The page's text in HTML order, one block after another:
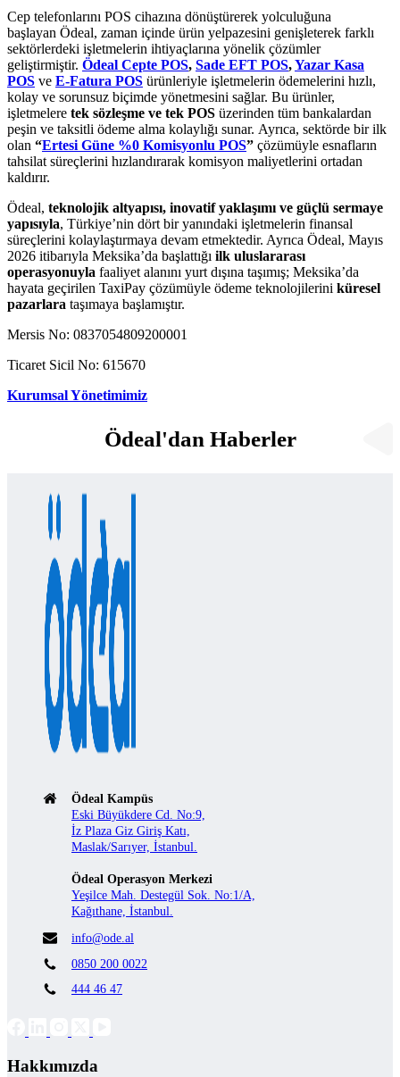
Cep telefonlarını POS cihazına dönüştürerek yolculuğuna
başlayan Ödeal, zaman içinde ürün yelpazesini genişleterek farklı
sektörlerdeki işletmelerin ihtiyaçlarına yönelik çözümler
geliştirmiştir. Ödeal Cepte POS, Sade EFT POS,Yazar Kasa
POS ve E-Fatura POS ürünleriyle işletmelerin ödemelerini hızlı,
kolay ve sorunsuz biçimde yönetmesini sağlar. Bu ürünler,
işletmelere tek sözleşme ve tek POS üzerinden tüm bankalardan
peşin ve taksitli ödeme alma kolaylığı sunar. Ayrıca, sektörde bir ilk
olan “Ertesi Güne %0 Komisyonlu POS” çözümüyle esnafların
tahsilat süreçlerini hızlandırarak komisyon maliyetlerini ortadan
kaldırır.
Ödeal, teknolojik altyapısı, inovatif yaklaşımı ve güçlü sermaye
yapısıyla, Türkiye’nin dört bir yanındaki işletmelerin finansal
süreçlerini kolaylaştırmaya devam etmektedir. Ayrıca Ödeal, Mayıs
2026 itibarıyla Meksika’da başlattığı ilk uluslararası
operasyonuyla faaliyet alanını yurt dışına taşımış; Meksika’da
hayata geçirilen TaxiPay çözümüyle ödeme teknolojilerini küresel
pazarlara taşımaya başlamıştır.
Mersis No: 0837054809200001
Ticaret Sicil No: 615670
Kurumsal Yönetimimiz
Ödeal'dan Haberler
Ödeal Kampüs
Eski Büyükdere Cd. No:9,
İz Plaza Giz Giriş Katı,
Maslak/Sarıyer, İstanbul.
Ödeal Operasyon Merkezi
Yeşilce Mah. Destegül Sok. No:1/A,
Kağıthane, İstanbul.
info@ode.al
0850 200 0022
444 46 47
Hakkımızda